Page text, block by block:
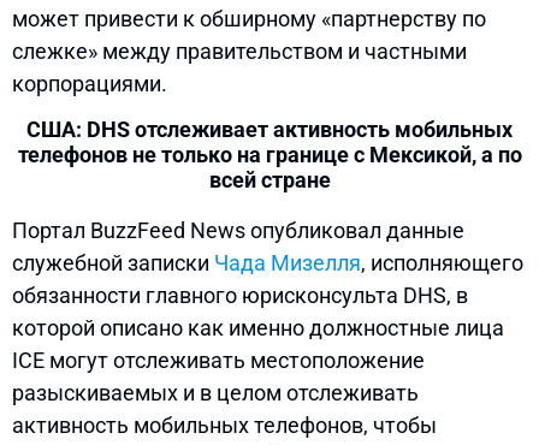
может привести к обширному «партнерству по
слежке» между правительством и частными
корпорациями.
США: DHS отслеживает активность мобильных
телефонов не только на границе с Мексикой, а по
всей стране
Портал BuzzFeed News опубликовал данные
служебной записки Чада Мизелля, исполняющего
обязанности главного юрисконсульта DHS, в
которой описано как именно должностные лица
ICE могут отслеживать местоположение
разыскиваемых и в целом отслеживать
активность мобильных телефонов, чтобы